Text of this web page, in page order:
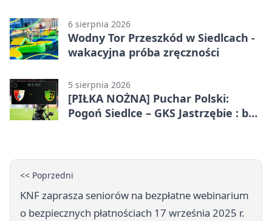
6 sierpnia 2026
Wodny Tor Przeszkód w Siedlcach -
wakacyjna próba zręczności
5 sierpnia 2026
[PIŁKA NOŻNA] Puchar Polski:
Pogoń Siedlce – GKS Jastrzębie : bez
<< Poprzedni
KNF zaprasza seniorów na bezpłatne webinarium
o bezpiecznych płatnościach 17 września 2025 r.